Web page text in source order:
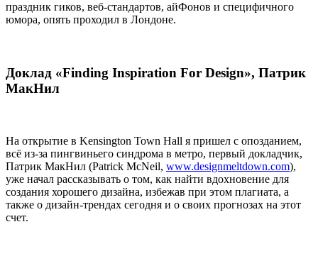
праздник гиков, веб-стандартов, айФонов и специфичного
юмора, опять проходил в Лондоне.
Доклад «Finding Inspiration For Design», Патрик
МакНил
На открытие в Kensington Town Hall я пришел с опозданием,
всё из-за пингвиньего синдрома в метро, первый докладчик,
Патрик МакНил (Patrick McNeil, www.designmeltdown.com),
уже начал рассказывать о том, как найти вдохновение для
создания хорошего дизайна, избежав при этом плагиата, а
также о дизайн-трендах сегодня и о своих прогнозах на этот
счет.